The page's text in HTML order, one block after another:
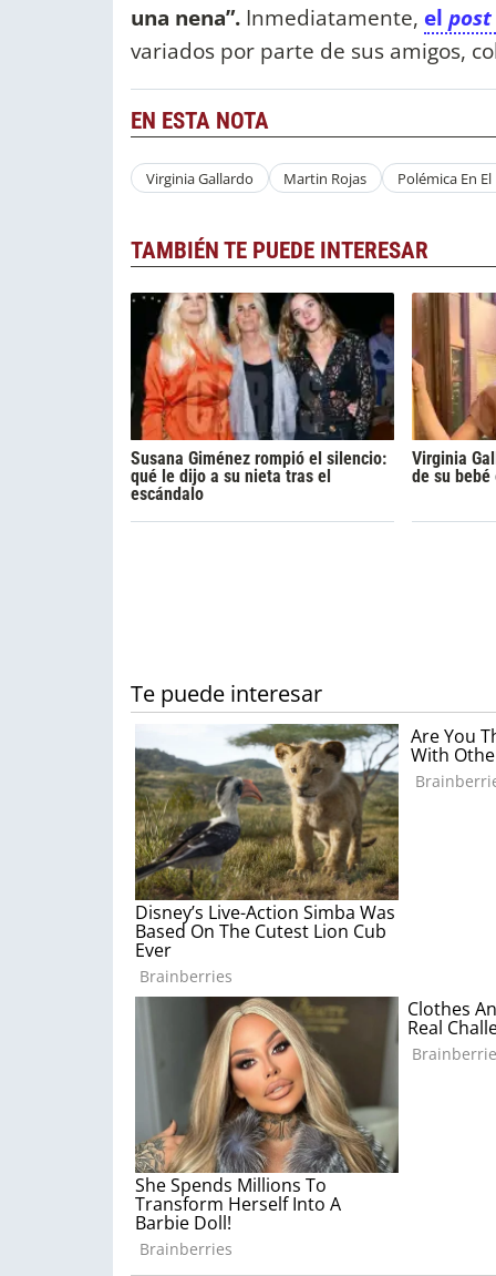
una nena”. Inmediatamente, el post
variados por parte de sus amigos,
EN ESTA NOTA
Virginia Gallardo Martin Rojas Polémica En El
TAMBIÉN TE PUEDE INTERESAR
Susana Giménez rompió el silencio:
qué le dijo a su nieta tras el
escándalo
Virginia
de su bebé